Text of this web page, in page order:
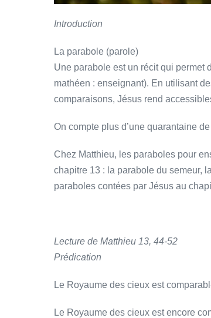
Introduction
La parabole (parole)
Une parabole est un récit qui permet
mathéen : enseignant). En utilisant
comparaisons, Jésus rend
On compte plus d’une quarantaine
Chez Matthieu, les paraboles pour
chapitre 13 : la parabole du semeur,
paraboles contées par Jésus au
Lecture de Matthieu 13, 44-52
Prédication
Le Royaume des cieux est
Le Royaume des cieux est encore